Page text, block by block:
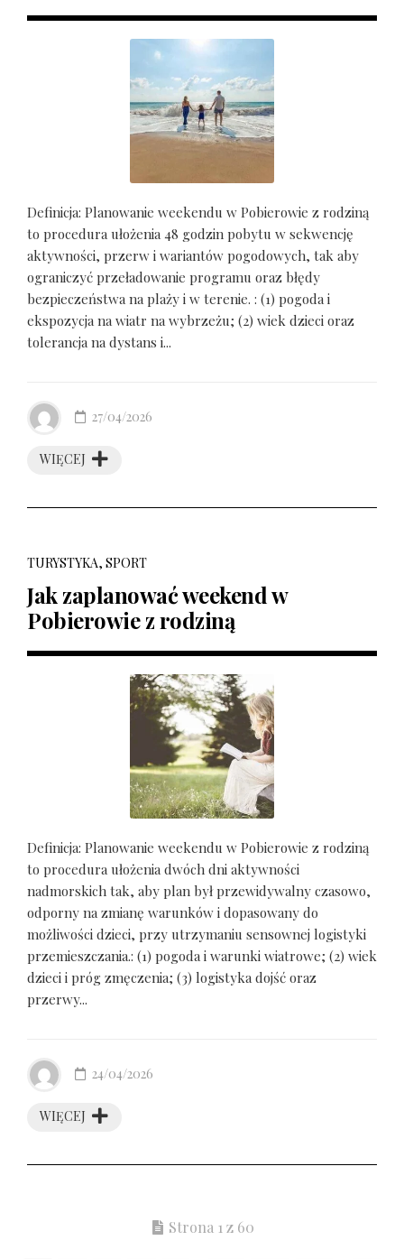
Definicja: Planowanie weekendu w Pobierowie z rodziną
to procedura ułożenia 48 godzin pobytu w sekwencję
aktywności, przerw i wariantów pogodowych, tak aby
ograniczyć przeładowanie programu oraz błędy
bezpieczeństwa na plaży i w terenie. : (1) pogoda i
ekspozycja na wiatr na wybrzeżu; (2) wiek dzieci oraz
tolerancja na dystans i...
WIĘCEJ
27/04/2026
TURYSTYKA, SPORT
Jak zaplanować weekend w
Pobierowie z rodziną
Definicja: Planowanie weekendu w Pobierowie z rodziną
to procedura ułożenia dwóch dni aktywności
nadmorskich tak, aby plan był przewidywalny czasowo,
odporny na zmianę warunków i dopasowany do
możliwości dzieci, przy utrzymaniu sensownej logistyki
przemieszczania.: (1) pogoda i warunki wiatrowe; (2) wiek
dzieci i próg zmęczenia; (3) logistyka dojść oraz
przerwy...
WIĘCEJ
24/04/2026
Strona 1 z 60